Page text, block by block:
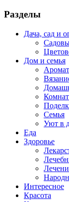
Разделы
Дача, сад и
Дом и семья
Семья
Уют в
Еда
Здоровье
Интересное
Красота